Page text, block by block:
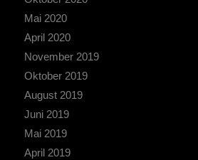
Mai 2020
April 2020
November 2019
Oktober 2019
August 2019
Juni 2019
Mai 2019
April 2019